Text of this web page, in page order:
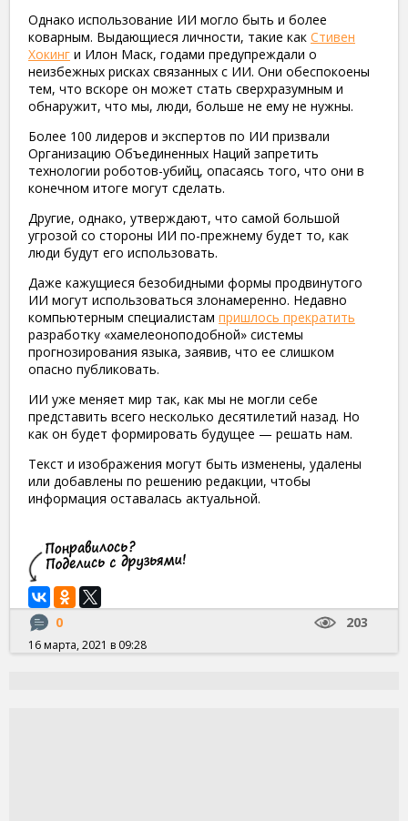
Однако использование ИИ могло быть и более
коварным. Выдающиеся личности, такие как Стивен
Хокинг и Илон Маск, годами предупреждали о
неизбежных рисках связанных с ИИ. Они обеспокоены
тем, что вскоре он может стать сверхразумным и
обнаружит, что мы, люди, больше не ему не нужны.
Более 100 лидеров и экспертов по ИИ призвали
Организацию Объединенных Наций запретить
технологии роботов-убийц, опасаясь того, что они в
конечном итоге могут сделать.
Другие, однако, утверждают, что самой большой
угрозой со стороны ИИ по-прежнему будет то, как
люди будут его использовать.
Даже кажущиеся безобидными формы продвинутого
ИИ могут использоваться злонамеренно. Недавно
компьютерным специалистам пришлось прекратить
разработку «хамелеоноподобной» системы
прогнозирования языка, заявив, что ее слишком
опасно публиковать.
ИИ уже меняет мир так, как мы не могли себе
представить всего несколько десятилетий назад. Но
как он будет формировать будущее — решать нам.
Текст и изображения могут быть изменены, удалены
или добавлены по решению редакции, чтобы
информация оставалась актуальной.
0 203
16 марта, 2021 в 09:28